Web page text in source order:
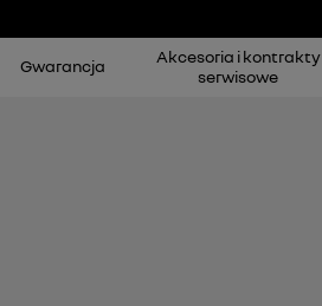
Gwarancja
Akcesoria i kontrakty
serwisowe